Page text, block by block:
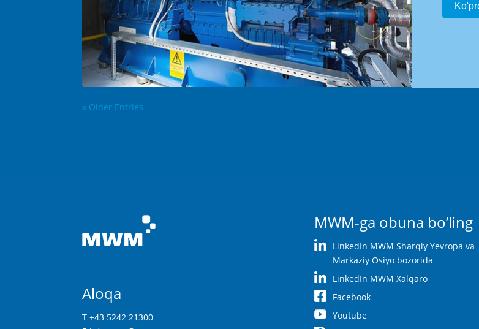
« Older Entries
Aloqa
T +43 5242 21300
MWM-ga obuna bo’ling
LinkedIn MWM Sharqiy Yevropa va
Markaziy Osiyo bozorida
LinkedIn MWM Xalqaro
Facebook
Youtube